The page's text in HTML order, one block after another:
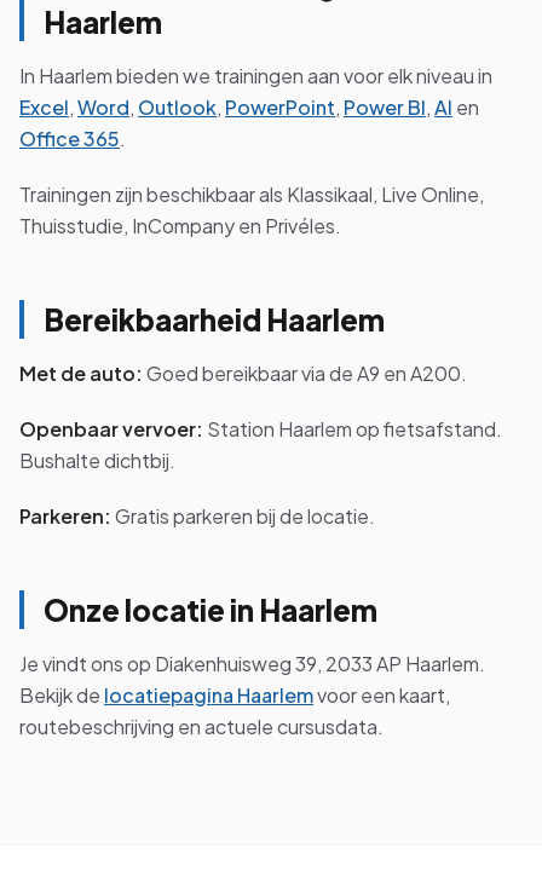
Haarlem
In Haarlem bieden we trainingen aan voor elk niveau in
Excel,Word, Outlook, PowerPoint, Power BI,AI en
Office 365.
Trainingen zijn beschikbaar als Klassikaal, Live Online,
Thuisstudie, InCompany en Privéles.
Bereikbaarheid Haarlem
Met de auto: Goed bereikbaar via de A9 en A200.
Openbaar vervoer: Station Haarlem op fietsafstand.
Bushalte dichtbij.
Parkeren: Gratis parkeren bij de locatie.
Onze locatie in Haarlem
Je vindt ons op Diakenhuisweg 39, 2033 AP Haarlem.
Bekijk de locatiepagina Haarlemvoor een kaart,
routebeschrijving en actuele cursusdata.